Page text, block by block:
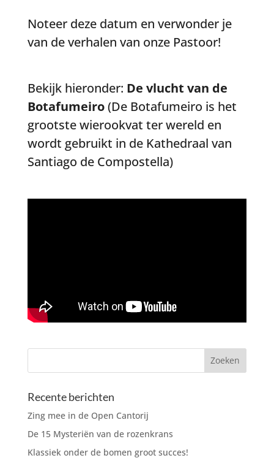
Noteer deze datum en verwonder je
van de verhalen van onze Pastoor!
Bekijk hieronder: De vlucht van de
Botafumeiro(De Botafumeiro is het
grootste wierookvat ter wereld en
wordt gebruikt in de Kathedraal van
Santiago de Compostella)
Recente berichten
Zing mee in de Open Cantorij
De 15 Mysteriën van de rozenkrans
Klassiek onder de bomen groot succes!